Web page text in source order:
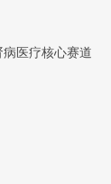
医疗核心赛道